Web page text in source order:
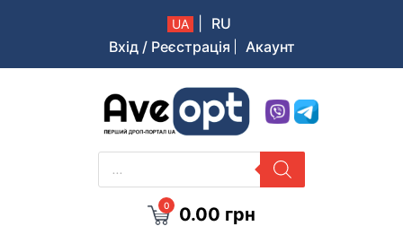
UA
RU
Вхід / Реєстрація
Акаунт
Aveopt – оптова дропшипінг платформа в Україні
PRODUCTS
SEARCH
0 0.00 грн